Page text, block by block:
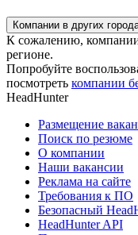
Компании в других
К сожалению,
регионе.
Попробуйте
посмотреть компании
HeadHunter
Размещение
Поиск по резюме
О компании
Наши вакансии
Реклама на сайте
Требования к ПО
Безопасный
HeadHunter API